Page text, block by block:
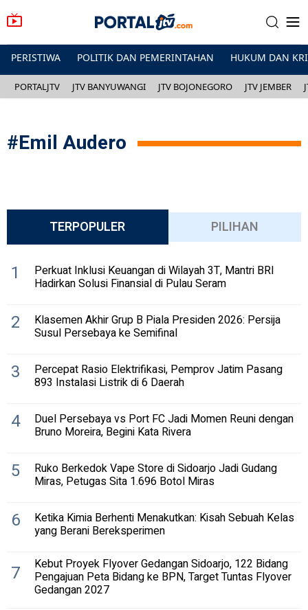
PERISTIWA POLITIK DAN PEMERINTAHAN HUKUM DAN
PORTALJTV JTV BANYUWANGI JTV BOJONEGORO JTV JEMBER
#Emil Audero
TERPOPULER PILIHAN
1 Perkuat Inklusi Keuangan di Wilayah 3T, Mantri BRI
Hadirkan Solusi Finansial di Pulau Seram
2 Klasemen Akhir Grup B Piala Presiden 2026: Persija
Susul Persebaya ke Semifinal
3 Percepat Rasio Elektrifikasi, Pemprov Jatim Pasang
893 Instalasi Listrik di 6 Daerah
4 Duel Persebaya vs Port FC Jadi Momen Reuni dengan
Bruno Moreira, Begini Kata Rivera
5 Ruko Berkedok Vape Store di Sidoarjo Jadi Gudang
Miras, Petugas Sita 1.696 Botol Miras
6 Ketika Kimia Berhenti Menakutkan: Kisah Sebuah Kelas
yang Berani Bereksperimen
7 Kebut Proyek Flyover Gedangan Sidoarjo, 122 Bidang
Pengajuan Peta Bidang ke BPN, Target Tuntas Flyover
Gedangan 2027